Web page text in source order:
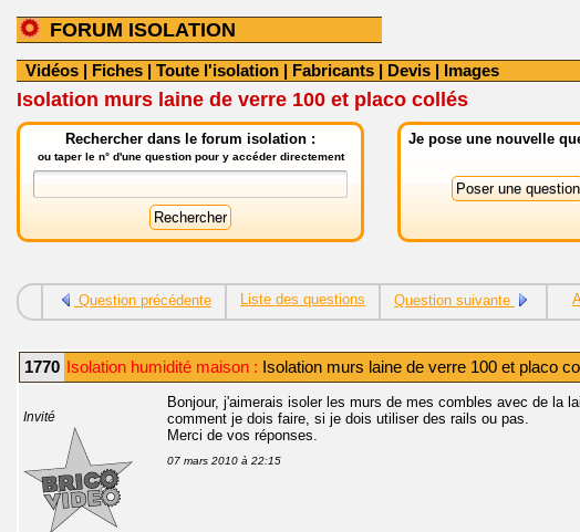
FORUM ISOLATION
Vidéos | Fiches | Toute l'isolation | Fabricants | Devis | Images
Isolation murs laine de verre 100 et placo collés
Rechercher dans le forum isolation :
ou taper le n° d'une question pour y accéder directement
Je pose une nouvelle
Question précédente Liste des questions Question suivante
1770 Isolation humidité maison : Isolation murs laine de verre 100 et placo
Invité
Bonjour, j'aimerais isoler les murs de mes combles avec de la
comment je dois faire, si je dois utiliser des rails ou pas.
Merci de vos réponses.
07 mars 2010 à 22:15